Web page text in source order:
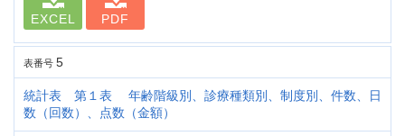
EXCEL PDF
表番号 5
統計表 第１表 年齢階級別、診療種類別、制度別、件数、日
数（回数）、点数（金額）